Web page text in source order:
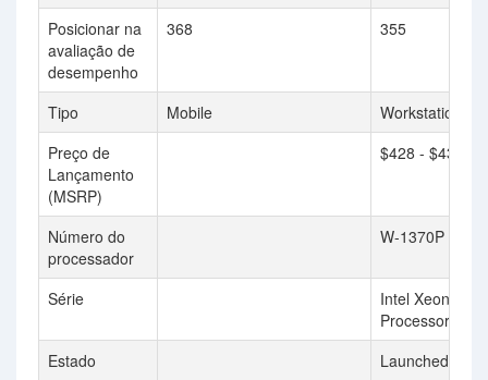
Posicionar na
avaliação de
desempenho
368 355
Tipo Mobile
Workstation
Preço de
Lançamento
(MSRP)
$428 - $431
Número do
processador
W-1370P
Série
Intel Xeon W
Processor
Estado
Launched